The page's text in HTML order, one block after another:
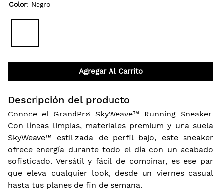
Color: Negro
Agregar Al Carrito
Descripción del producto
Conoce el GrandPrø SkyWeave™ Running Sneaker.
Con líneas limpias, materiales premium y una suela
SkyWeave™ estilizada de perfil bajo, este sneaker
ofrece energía durante todo el día con un acabado
sofisticado. Versátil y fácil de combinar, es ese par
que eleva cualquier look, desde un viernes casual
hasta tus planes de fin de semana.